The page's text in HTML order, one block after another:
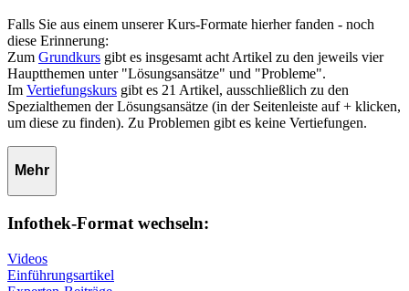
Falls Sie aus einem unserer Kurs-Formate hierher fanden - noch
diese Erinnerung:
Zum Grundkurs gibt es insgesamt acht Artikel zu den jeweils vier
Hauptthemen unter "Lösungsansätze" und "Probleme".
Im Vertiefungskurs gibt es 21 Artikel, ausschließlich zu den
Spezialthemen der Lösungsansätze (in der Seitenleiste auf + klicken,
um diese zu finden). Zu Problemen gibt es keine Vertiefungen.
Mehr
Infothek-Format wechseln:
Videos
Einführungsartikel